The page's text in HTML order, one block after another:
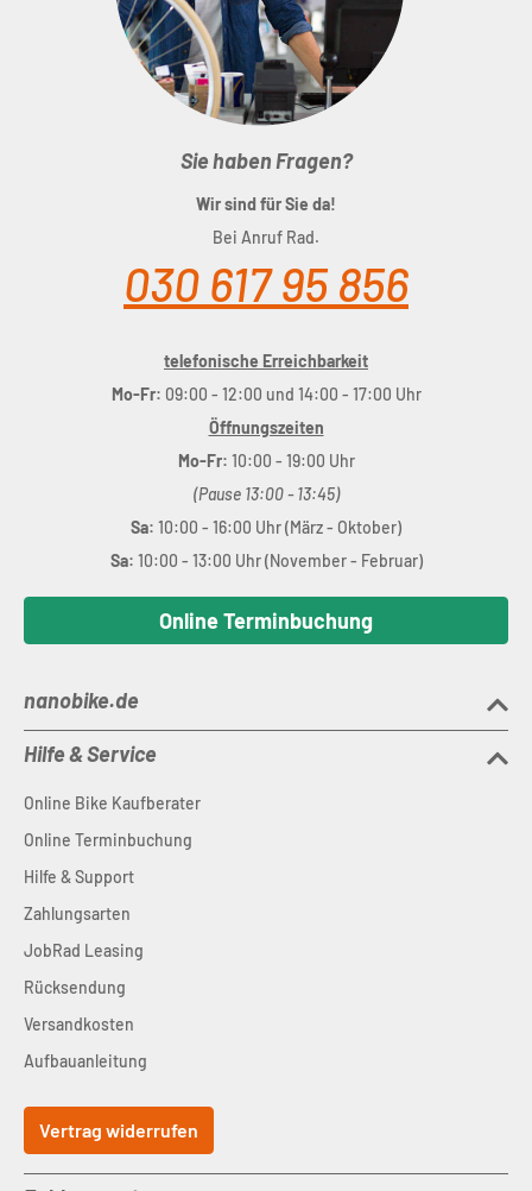
Sie haben Fragen?
Wir sind für Sie da!
Bei Anruf Rad.
030 617 95 856
telefonische Erreichbarkeit
Mo-Fr: 09:00 - 12:00 und 14:00 - 17:00 Uhr
Öffnungszeiten
Mo-Fr: 10:00 - 19:00 Uhr
(Pause 13:00 - 13:45)
Sa: 10:00 - 16:00 Uhr (März - Oktober)
Sa: 10:00 - 13:00 Uhr (November - Februar)
Online Terminbuchung
nanobike.de
Hilfe & Service
Online Bike Kaufberater
Online Terminbuchung
Hilfe & Support
Zahlungsarten
JobRad Leasing
Rücksendung
Versandkosten
Aufbauanleitung
Vertrag widerrufen